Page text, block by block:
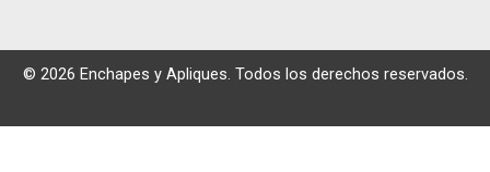
© 2026 Enchapes y Apliques. Todos los derechos reservados.